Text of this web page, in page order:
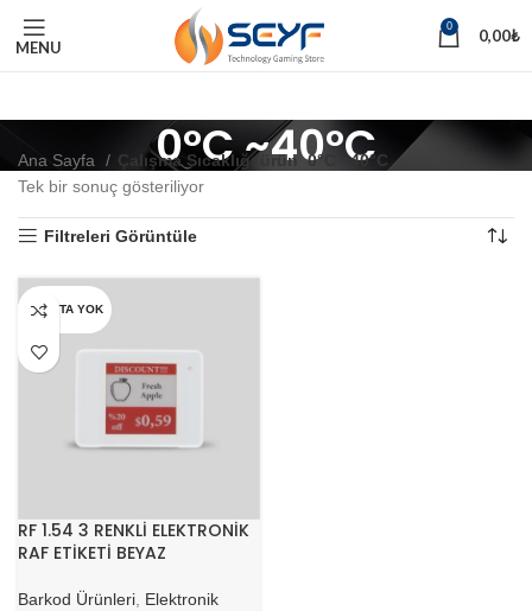
MENU
0 0,00₺
0°C ~40°C
Ana Sayfa Çalışma Sıcaklığı ürün 0°C ~40°C
Tek bir sonuç gösteriliyor
Filtreleri Görüntüle
STOKTA YOK
RF 1.54 3 RENKLİ ELEKTRONİK
RAF ETİKETİ BEYAZ
Barkod Ürünleri Elektronik